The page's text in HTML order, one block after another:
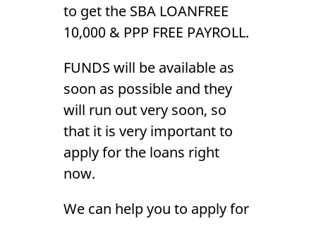
SBA LOANS FREE
10,000
Gallery
to get the SBA LOANFREE
10,000 & PPP FREE PAYROLL.
FUNDS will be available as
soon as possible and they
will run out very soon, so
that it is very important to
apply for the loans right
now.
We can help you to apply for